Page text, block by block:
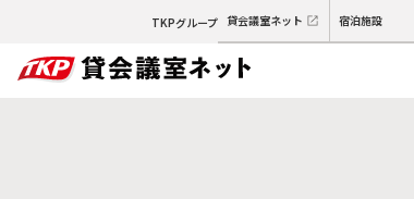
TKPグループ 貸会議室ネット 宿泊施設